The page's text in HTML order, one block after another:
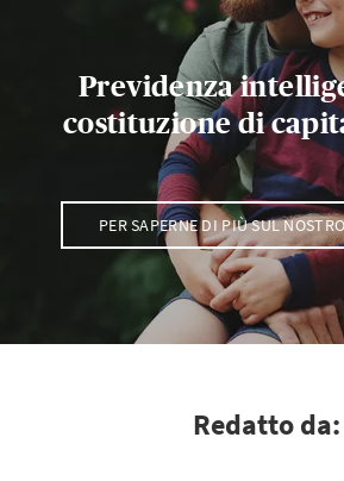
Previdenza
costituzione di
PER SAPERNE DI PIÙ SUL
Redatto da: